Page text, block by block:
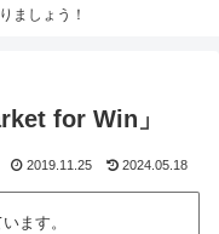
ましょう！
for Win」
2019.11.25 2024.05.18
ます。